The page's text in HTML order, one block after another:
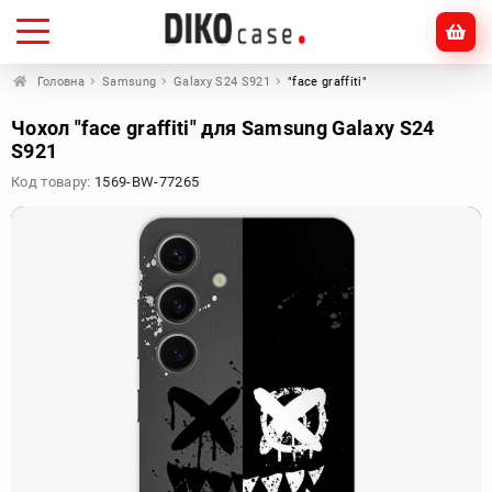
Головна Samsung Galaxy S24 S921 "face graffiti"
Чохол "face graffiti" для Samsung Galaxy S24
S921
Код товару: 1569-BW-77265